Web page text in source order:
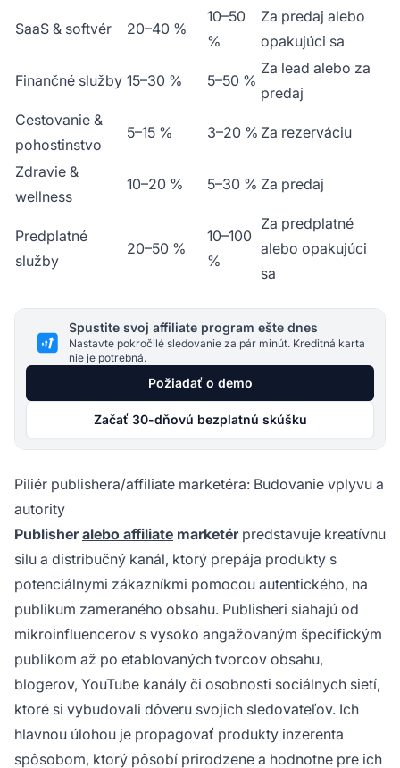
SaaS & softvér 20–40 %
10–50
%
Za predaj alebo
opakujúci sa
Finančné služby 15–30 % 5–50 %
Za lead alebo za
predaj
Cestovanie &
pohostinstvo
5–15 % 3–20 % Za rezerváciu
Zdravie &
wellness
10–20 % 5–30 % Za predaj
Predplatné
služby
20–50 %
10–100
%
Za predplatné
alebo opakujúci
sa
Spustite svoj affiliate program ešte dnes
Nastavte pokročilé sledovanie za pár minút. Kreditná karta
nie je potrebná.
Požiadať o demo
Začať 30-dňovú bezplatnú skúšku
Piliér publishera/affiliate marketéra: Budovanie vplyvu a
autority
Publisheralebo affiliate marketérpredstavuje kreatívnu
silu a distribučný kanál, ktorý prepája produkty s
potenciálnymi zákazníkmi pomocou autentického, na
publikum zameraného obsahu. Publisheri siahajú od
mikroinfluencerov s vysoko angažovaným špecifickým
publikom až po etablovaných tvorcov obsahu,
blogerov, YouTube kanály či osobnosti sociálnych sietí,
ktoré si vybudovali dôveru svojich sledovateľov. Ich
hlavnou úlohou je propagovať produkty inzerenta
spôsobom, ktorý pôsobí prirodzene a hodnotne pre ich